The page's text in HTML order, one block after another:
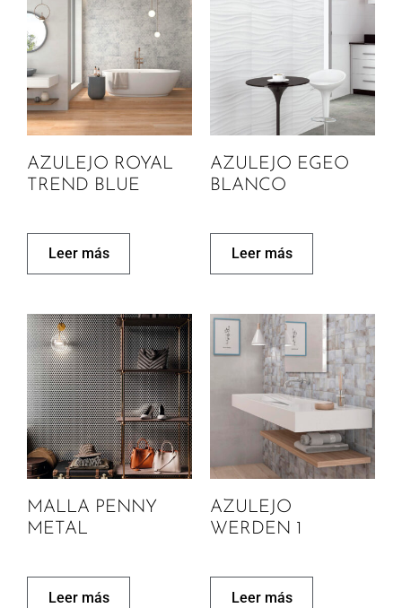
AZULEJO ROYAL
TREND BLUE
Leer más
AZULEJO EGEO
BLANCO
Leer más
MALLA PENNY
METAL
Leer más
AZULEJO
WERDEN 1
Leer más